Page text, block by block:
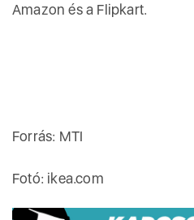
Amazon és a Flipkart.
Forrás: MTI
Fotó: ikea.com